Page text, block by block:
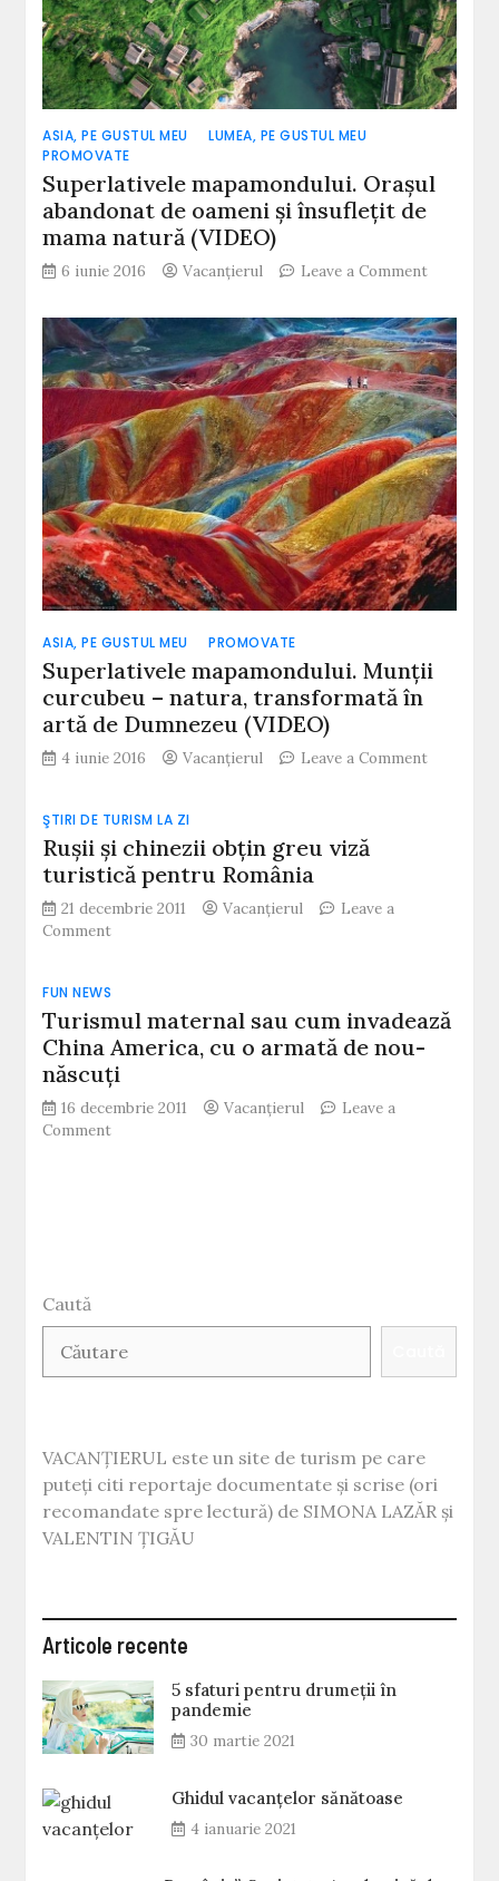
ASIA, PE GUSTUL MEU
LUMEA, PE GUSTUL MEU
PROMOVATE
Superlativele mapamondului. Orașul
abandonat de oameni şi însufleţit de
mama natură (VIDEO)
6 iunie 2016 Vacanțierul Leave a Commenton
Orașul
de
oameni
şi
însufleţit
de
mama
natură
(VIDEO)
ASIA, PE GUSTUL MEU PROMOVATE
Superlativele mapamondului. Munții
curcubeu – natura, transformată în
artă de Dumnezeu (VIDEO)
4 iunie 2016 Vacanțierul Leave a Commenton
(VIDEO)
ŞTIRI DE TURISM LA ZI
Ruşii şi chinezii obţin greu viză
turistică pentru România
21 decembrie 2011 Vacanțierul
Leave a
Commenton
obţin
greu
viză
turistică
pentru
România
FUN NEWS
Turismul maternal sau cum invadează
China America, cu o armată de nou-
născuţi
16 decembrie 2011 Vacanțierul
Leave a
Commenton
o
armată
de
Caută
VACANȚIERUL este un site de turism pe care
puteți citi reportaje documentate și scrise (ori
recomandate spre lectură) de SIMONA LAZĂR și
VALENTIN ȚIGĂU
Articole recente
5 sfaturi pentru drumeții în
pandemie
30 martie 2021
Ghidul vacanțelor sănătoase
4 ianuarie 2021